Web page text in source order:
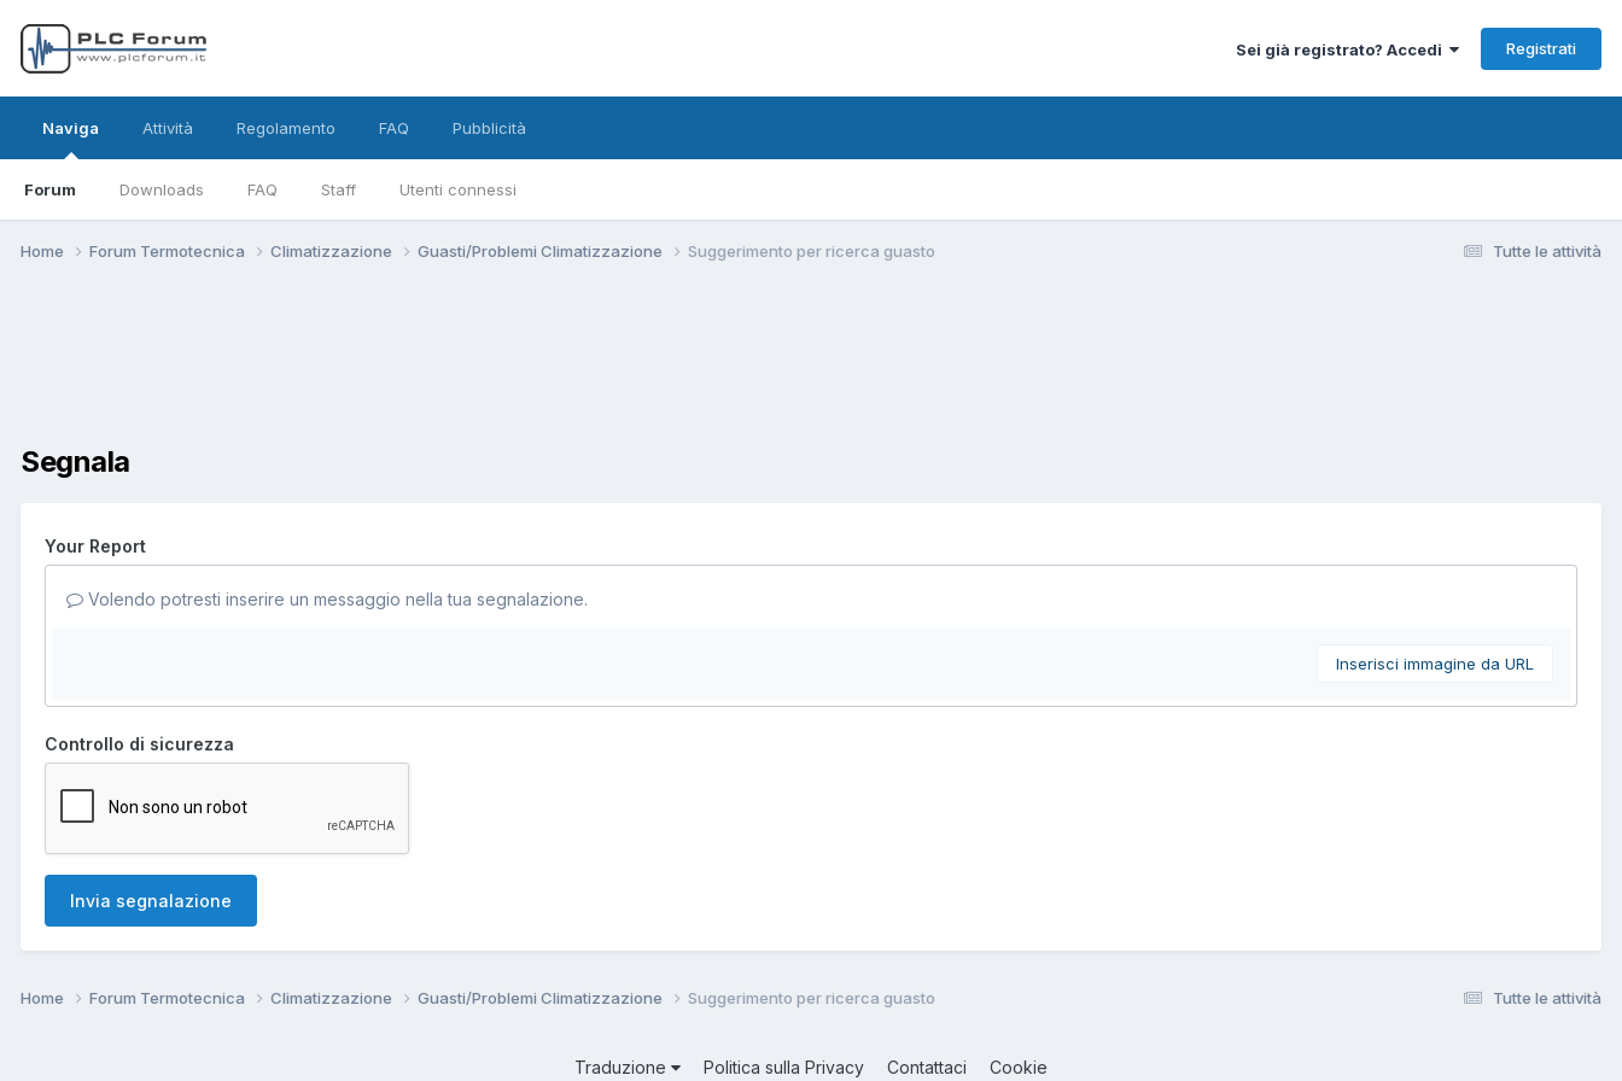
Sei già registrato? Accedi Registrati
Naviga
Forum Downloads FAQ Staff Utenti connessi
Attività Regolamento FAQ Pubblicità
Tutte le attività
Home Forum Termotecnica Climatizzazione Guasti/Problemi Climatizzazione Suggerimento per ricerca guasto
Segnala
Your Report
Volendo potresti inserire un messaggio nella tua segnalazione.
Inserisci immagine da URL
Controllo di sicurezza
Invia segnalazione
Tutte le attività
Home Forum Termotecnica Climatizzazione Guasti/Problemi Climatizzazione Suggerimento per ricerca guasto
Traduzione Politica sulla Privacy Contattaci Cookie